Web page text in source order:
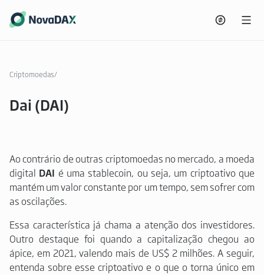
Criptomoedas/
Dai (DAI)
Ao contrário de outras criptomoedas no mercado, a moeda
digital DAI é uma stablecoin, ou seja, um criptoativo que
mantém um valor constante por um tempo, sem sofrer com
as oscilações.
Essa característica já chama a atenção dos investidores.
Outro destaque foi quando a capitalização chegou ao
ápice, em 2021, valendo mais de US$ 2 milhões. A seguir,
entenda sobre esse criptoativo e o que o torna único em